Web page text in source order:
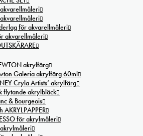
för akvarellmåleri
akvarellmåleri
akrylfärg
Galeria akrylfärg 60ml
Cryla Artists’ akrylfärg
flytande akrylbläck
& Bourgeois
AKRYLPAPPER
för akrylmåleri